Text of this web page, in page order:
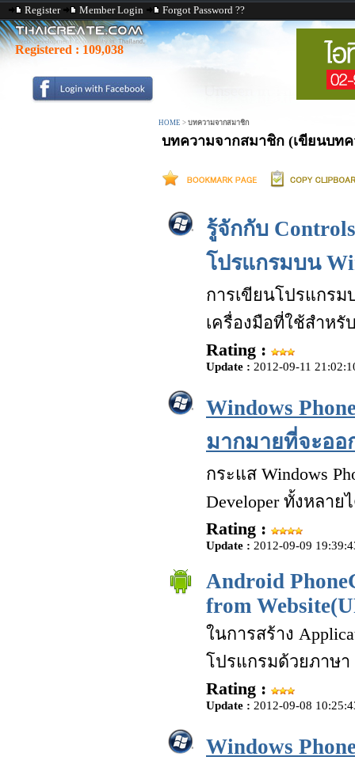
Register Member Login Forgot Password ??
Registered : 109,038
HOME > บทความจากสมาชิก
บทความจากสมาชิก (เขียนบท
รู้จักกับ
โปรแกรมบน
การเขียนโปรแกรม
เครื่องมือที่ใช้สำหรั
Rating :
Update : 2012-09-11
Windows
มากมายที่จะออ
กระแส Windows
Developer ทั้งหลาย
Rating :
Update : 2012-09-09
Android
from
ในการสร้าง
โปรแกรมด้วยภาษา
Rating :
Update : 2012-09-08
Windows